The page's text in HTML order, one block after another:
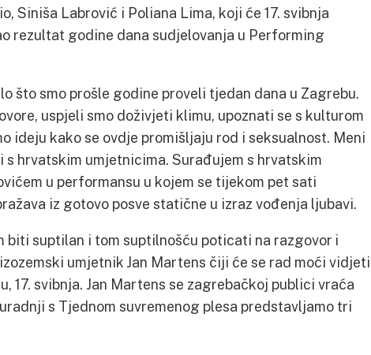
Siniša Labrović i Poliana Lima, koji će 17. svibnja
rezultat godine dana sudjelovanja u Performing
što smo prošle godine proveli tjedan dana u Zagrebu.
uspjeli smo doživjeti klimu, upoznati se s kulturom
ideju kako se ovdje promišljaju rod i seksualnost. Meni
s hrvatskim umjetnicima. Surađujem s hrvatskim
u performansu u kojem se tijekom pet sati
iz gotovo posve statične u izraz vođenja ljubavi.
biti suptilan i tom suptilnošću poticati na razgovor i
umjetnik Jan Martens čiji će se rad moći vidjeti
17. svibnja. Jan Martens se zagrebačkoj publici vraća
s Tjednom suvremenog plesa predstavljamo tri